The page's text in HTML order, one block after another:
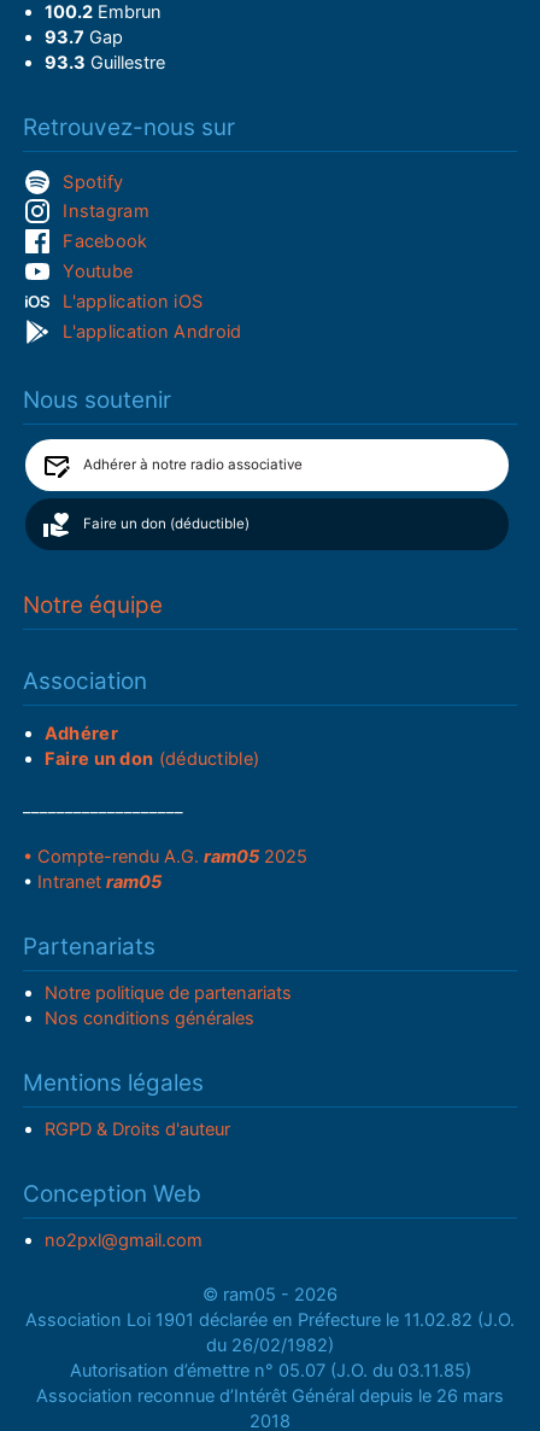
100.2Embrun
93.7 Gap
93.3 Guillestre
Retrouvez-nous sur
Spotify
Instagram
Facebook
Youtube
L'application iOS
L'application Android
Nous soutenir
Adhérer à notre radio associative
Faire un don (déductible)
Notre équipe
Association
Adhérer
Faire un don (déductible)
• Compte-rendu A.G.ram05 2025
• Intranetram05
Partenariats
Notre politique de partenariats
Nos conditions générales
Mentions légales
RGPD & Droits d'auteur
Conception Web
no2pxl@gmail.com
© ram05 - 2026
Association Loi 1901 déclarée en Préfecture le 11.02.82 (J.O.
du 26/02/1982)
Autorisation d’émettre n° 05.07 (J.O. du 03.11.85)
Association reconnue d’Intérêt Général depuis le 26 mars
2018